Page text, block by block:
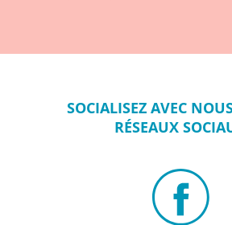
SOCIALISEZ AVEC
RÉSEAUX